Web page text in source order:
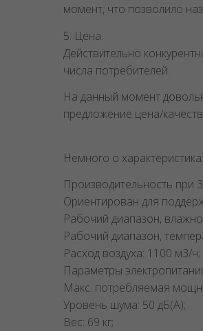
момент, что позволило
5. Цена.
Действительно
числа потребителей.
На данный момент
предложение цена/
Немного о
Производительность при
Ориентирован для
Рабочий диапазон,
Рабочий диапазон,
Расход воздуха: 1100 м3/ч;
Параметры
Макс. потребляемая
Уровень шума: 50 дБ(А);
Вес: 69 кг;